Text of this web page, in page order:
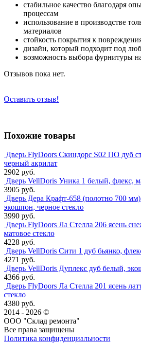
стабильное качество благодаря
процессам
использование в производстве
материалов
стойкость покрытия к
дизайн, который подходит под
возможность выбора фурнитуры
Отзывов пока нет.
Оставить отзыв!
Похожие товары
Дверь FlyDoors Скиндорс S02 ПО дуб
черный акрилат
2902 руб.
Дверь VellDoris Уника 1 белый, флекс,
3905 руб.
Дверь Дера Крафт-658 (полотно 700
экошпон, черное стекло
3990 руб.
Дверь FlyDoors Ла Стелла 206 ясень
матовое стекло
4228 руб.
Дверь VellDoris Сити 1 дуб бьянко,
4271 руб.
Дверь VellDoris Дуплекс дуб белый,
4366 руб.
Дверь FlyDoors Ла Стелла 201 ясень
стекло
4380 руб.
2014 - 2026 ©
ООО "Склад ремонта"
Все права защищены
Политика конфиденциальности